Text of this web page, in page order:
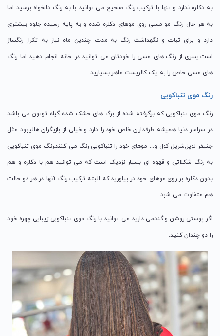
به دکلره ندارد و تنها با ترکیب رنگ صحیح می توانید با به رنگ دلخواه برسید اما
به هر حال رنگ مو مسی روی موهای دکلره شده و به پایه رسیده جلوه بیشتری
دارد و برای ثبات و نگهداشت رنگ به مدت چندین ماه نیاز به تکرار رنگساژ
است.یسری از رنگ های مسی را خودتان می توانید در خانه انجام دهید اما رنگ
های مسی خاص را به یک کالریست ماهر بسپارید.
رنگ موی تنباکویی
رنگ موی تنباکویی که برگرفته شده از برگ های خشک شده گیاه توتون می باشد
در سراسر دنیا همیشه طرفداران خاص خود را دارد و خیلی از بازیگران هالیوود مثل
جنیفر لوپز,شریل کول و... موهای خود را تنباکویی رنگ می کنند.رنگ موی تنباکویی
به رنگ شکلاتی و قهوه ای بسیار نزدیک است که می توانید هم با دکلره و هم
بدون دکلره بر روی موهای خود در بیاورید که البته ترکیب رنگ آنها در هر دو حالت
هم متفاوت می شود.
اگر پوستی روشن و گندمی دارید می توانید با رنگ موی تنباکویی زیبایی چهره خود
را دو چندان کنید.